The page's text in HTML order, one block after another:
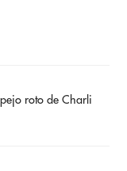
roto de Charli